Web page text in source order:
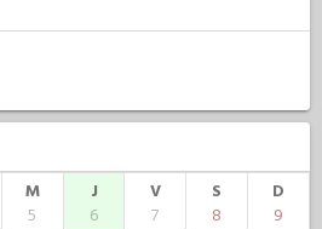
M
5
J
6
V
7
S
8
D
9